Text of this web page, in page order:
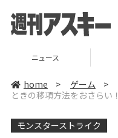
ニュース
home > ゲーム >
ときの移項方法をおさらい！
モンスターストライク